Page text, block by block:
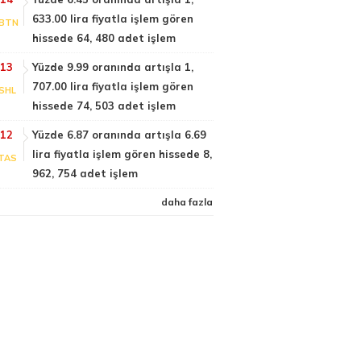
633.00 lira fiyatla işlem gören
hissede 64, 480 adet işlem
Yüzde 9.99 oranında artışla 1,
707.00 lira fiyatla işlem gören
hissede 74, 503 adet işlem
Yüzde 6.87 oranında artışla 6.69
lira fiyatla işlem gören hissede 8,
962, 754 adet işlem
daha fazla